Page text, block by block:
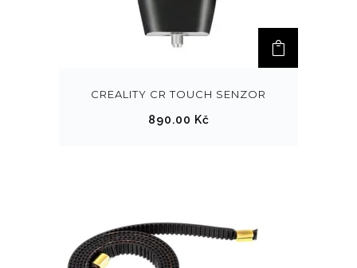
CREALITY CR TOUCH SENZOR
890.00 Kč